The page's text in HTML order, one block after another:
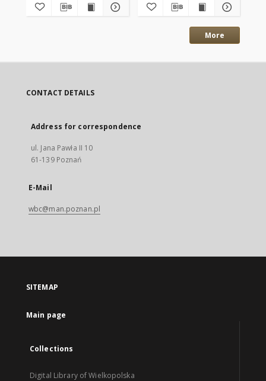
More
CONTACT DETAILS
Address for correspondence
ul. Jana Pawła II 10
61-139 Poznań
E-Mail
wbc@man.poznan.pl
SITEMAP
Main page
Collections
Digital Library of Wielkopolska